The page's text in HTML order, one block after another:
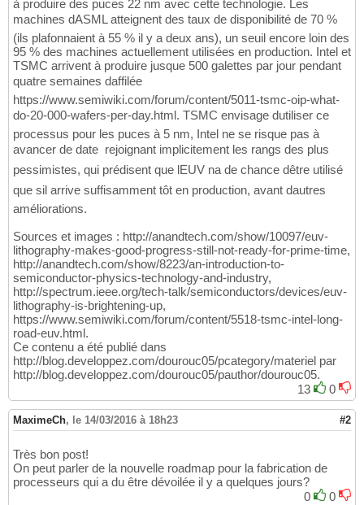
à produire des puces 22 nm avec cette technologie. Les
machines dASML atteignent des taux de disponibilité de 70 %
(ils plafonnaient à 55 % il y a deux ans), un seuil encore loin des
95 % des machines actuellement utilisées en production. Intel et
TSMC arrivent à produire jusque 500 galettes par jour pendant
quatre semaines daffilée 
https://www.semiwiki.com/forum/content/5011-tsmc-oip-what-
do-20-000-wafers-per-day.html. TSMC envisage dutiliser ce
processus pour les puces à 5 nm, Intel ne se risque pas à
avancer de date  rejoignant implicitement les rangs des plus
pessimistes, qui prédisent que lEUV na de chance dêtre utilisé
que sil arrive suffisamment tôt en production, avant dautres
améliorations.
Sources et images : http://anandtech.com/show/10097/euv-
lithography-makes-good-progress-still-not-ready-for-prime-time,
http://anandtech.com/show/8223/an-introduction-to-
semiconductor-physics-technology-and-industry,
http://spectrum.ieee.org/tech-talk/semiconductors/devices/euv-
lithography-is-brightening-up,
https://www.semiwiki.com/forum/content/5518-tsmc-intel-long-
road-euv.html.
Ce contenu a été publié dans
http://blog.developpez.com/dourouc05/pcategory/materiel par
http://blog.developpez.com/dourouc05/pauthor/dourouc05.
13
0
MaximeCh, le 14/03/2016 à 18h23 #2
Très bon post!
On peut parler de la nouvelle roadmap pour la fabrication de
processeurs qui a du être dévoilée il y a quelques jours?
0
0